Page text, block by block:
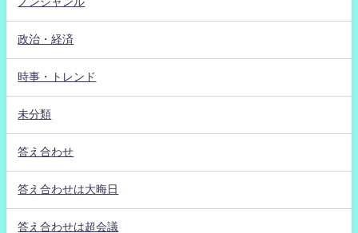
政治・経済
時事・トレンド
未分類
答え合わせ
答え合わせは大晦日
答え合わせは超会議